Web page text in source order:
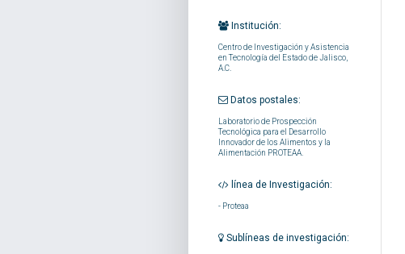
Institución:
Centro de Investigación y Asistencia
en Tecnología del Estado de Jalisco,
A.C.
Datos postales:
Laboratorio de Prospección
Tecnológica para el Desarrollo
Innovador de los Alimentos y la
Alimentación PROTEAA.
línea de Investigación:
- Proteaa
Sublíneas de investigación: